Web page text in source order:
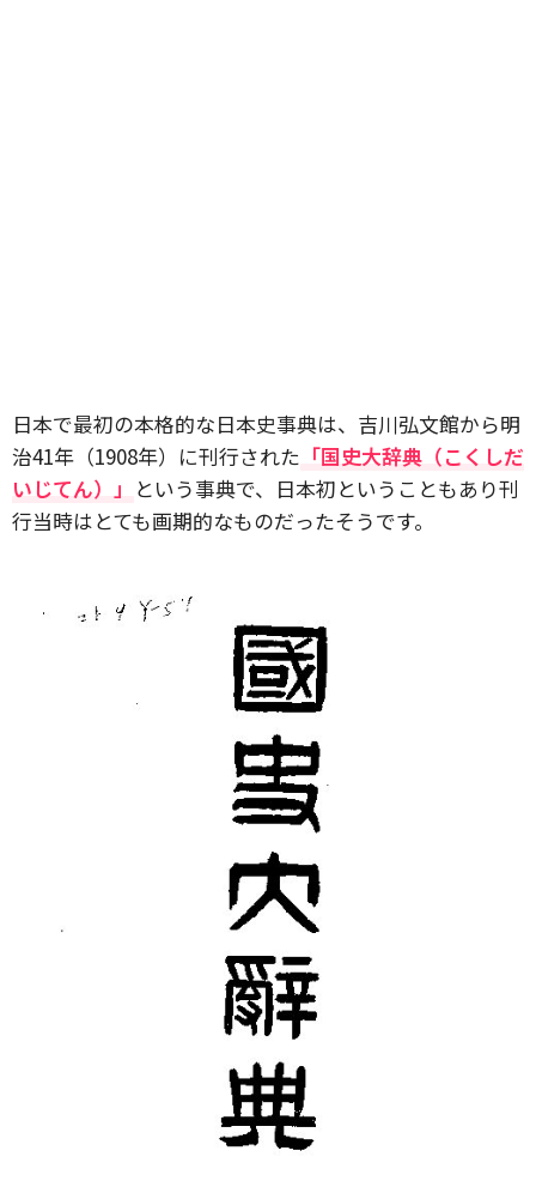
日本で最初の本格的な日本史事典は、吉川弘文館から明
治41年（1908年）に刊行された 「国史大辞典（こくしだ
いじてん）」 という事典で、日本初ということもあり刊
行当時はとても画期的なものだったそうです。